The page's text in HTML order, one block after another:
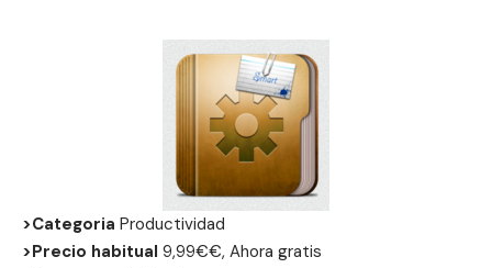
>Categoria Productividad
>Precio habitual 9,99€€, Ahora gratis